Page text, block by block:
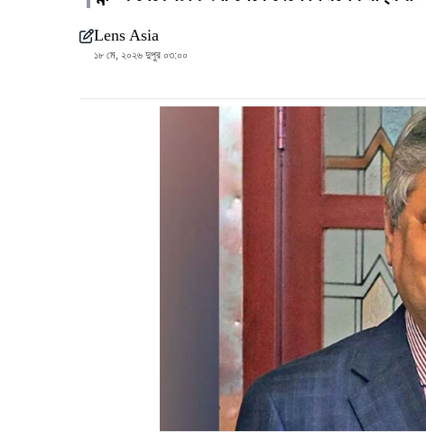
Lens Asia
১৮ মে, ২০২৬ দুপুর ০৩:০০